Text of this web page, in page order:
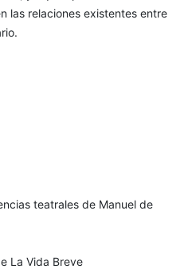
las relaciones existentes entre
teatrales de Manuel de
La Vida Breve